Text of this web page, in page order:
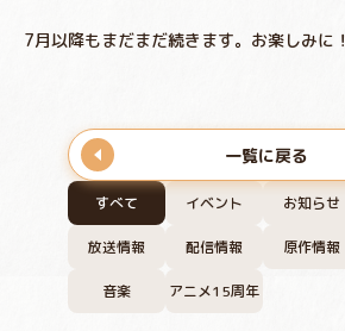
すべて イベント お知らせ
放送情報 配信情報 原作情報
音楽 アニメ15周年
7月以降もまだまだ続きます。お楽しみに！
一覧に戻る